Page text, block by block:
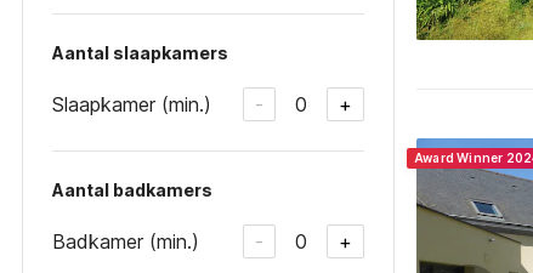
Aantal slaapkamers
Slaapkamer (min.) - 0 +
Aantal badkamers
Badkamer (min.) - 0 +
Award Winner